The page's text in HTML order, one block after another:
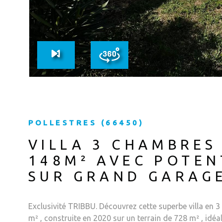
POLLESTRES (66450)
VILLA 3 CHAMBRES
148M² AVEC
SUR GRAND GARAGE
Exclusivité TRIBBU. Découvrez cette superbe villa en
m² , construite en 2020 sur un terrain de 728 m² ,